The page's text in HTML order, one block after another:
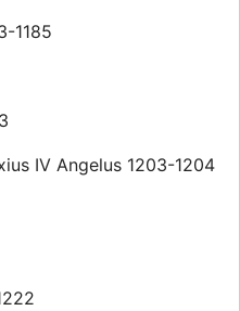
1185
IV Angelus 1203-1204